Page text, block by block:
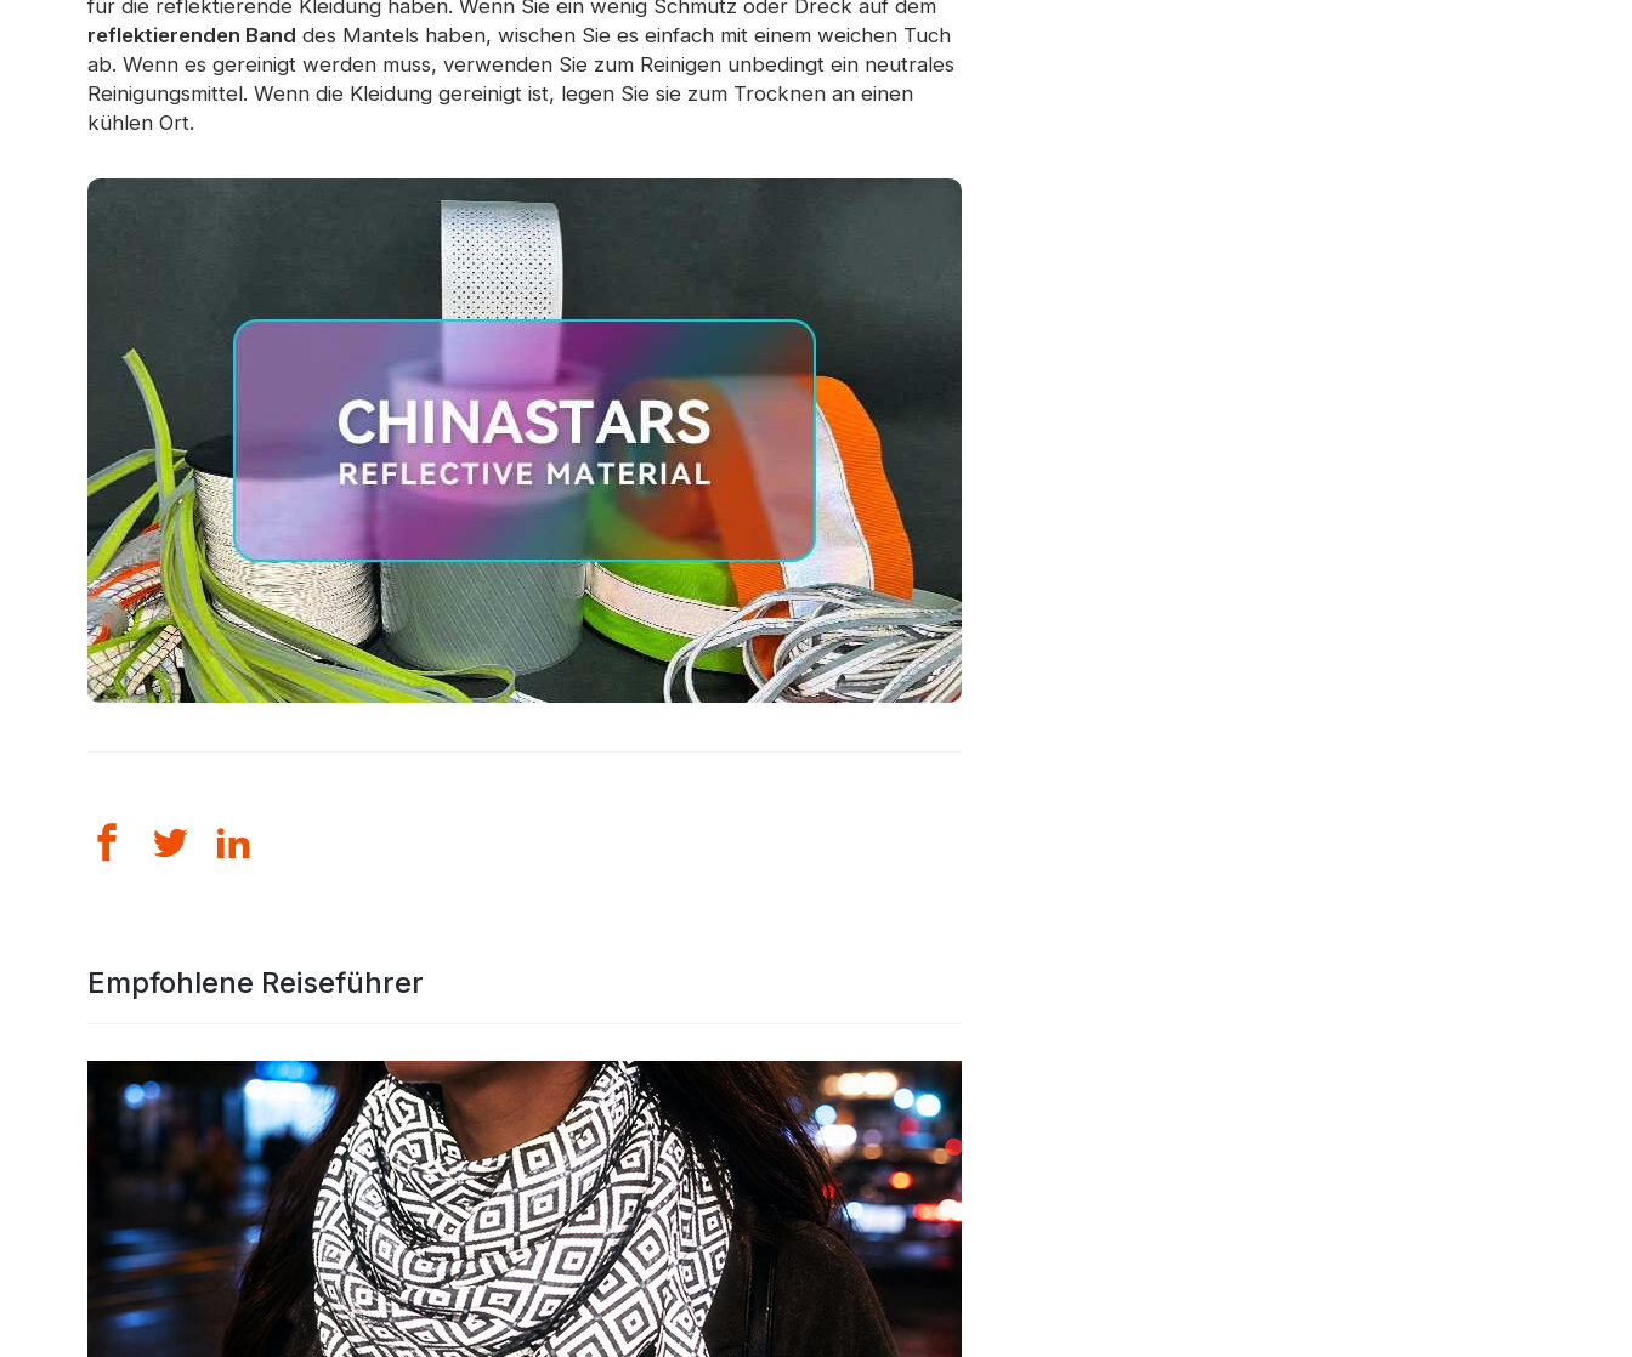
für die reflektierende Kleidung haben. Wenn Sie ein wenig Schmutz oder Dreck auf dem
reflektierenden Band des Mantels haben, wischen Sie es einfach mit einem weichen Tuch
ab. Wenn es gereinigt werden muss, verwenden Sie zum Reinigen unbedingt ein neutrales
Reinigungsmittel. Wenn die Kleidung gereinigt ist, legen Sie sie zum Trocknen an einen
kühlen Ort.
Empfohlene Reiseführer